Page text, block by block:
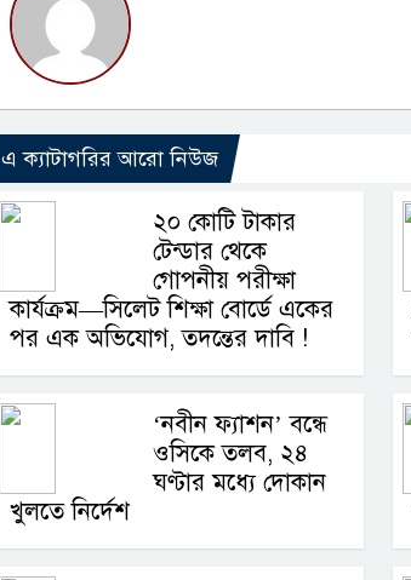
এ ক্যাটাগরির আরো নিউজ
২০ কোটি টাকার
টেন্ডার থেকে
গোপনীয় পরীক্ষা
কার্যক্রম—সিলেট শিক্ষা বোর্ডে একের
পর এক অভিযোগ, তদন্তের দাবি !
‘নবীন ফ্যাশন’ বন্ধে
ওসিকে তলব, ২৪
ঘণ্টার মধ্যে দোকান
খুলতে নির্দেশ